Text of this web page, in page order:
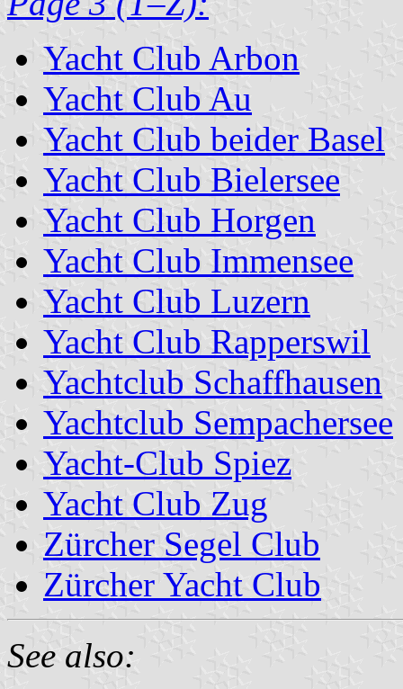
Yacht Club Arbon
Yacht Club Au
Yacht Club beider Basel
Yacht Club Bielersee
Yacht Club Horgen
Yacht Club Immensee
Yacht Club Luzern
Yacht Club Rapperswil
Yachtclub Schaffhausen
Yachtclub Sempachersee
Yacht-Club Spiez
Yacht Club Zug
Zürcher Segel Club
Zürcher Yacht Club
See also: